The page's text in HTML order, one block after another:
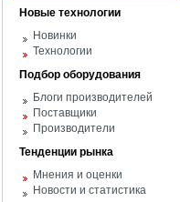
Новые технологии
Новинки
Технологии
Подбор оборудования
Блоги производителей
Поставщики
Производители
Тенденции рынка
Мнения и оценки
Новости и статистика